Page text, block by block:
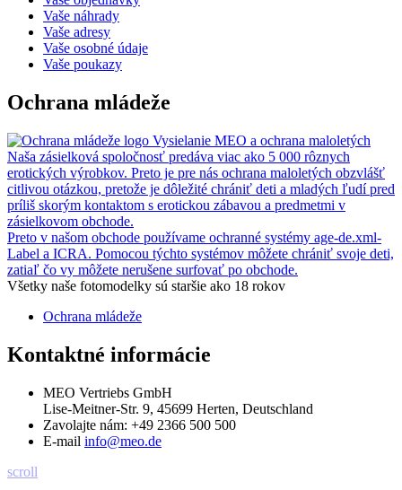
Vaše náhrady
Vaše adresy
Vaše osobné údaje
Vaše poukazy
Ochrana mládeže
Vysielanie MEO a ochrana maloletých
Naša zásielková spoločnosť predáva viac ako 5 000 rôznych
erotických výrobkov. Preto je pre nás ochrana maloletých obzvlášť
citlivou otázkou, pretože je dôležité chrániť deti a mladých ľudí pred
príliš skorým kontaktom s erotickou zábavou a predmetmi v
zásielkovom obchode.
Preto v našom obchode používame ochranné systémy age-de.xml-
Label a ICRA. Pomocou týchto systémov môžete chrániť svoje deti,
zatiaľ čo vy môžete nerušene surfovať po obchode.
Všetky naše fotomodelky sú staršie ako 18 rokov
Ochrana mládeže
Kontaktné informácie
MEO Vertriebs GmbH
Lise-Meitner-Str. 9, 45699 Herten, Deutschland
Zavolajte nám: +49 2366 500 500
E-mail info@meo.de
scroll